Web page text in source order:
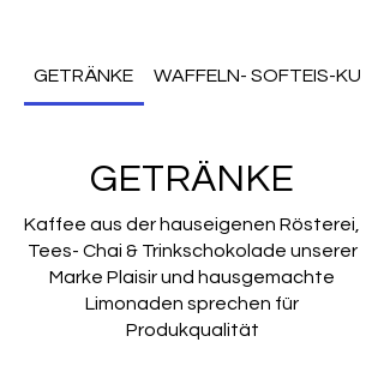
GETRÄNKE WAFFELN- SOFTEIS-
GETRÄNKE
Kaffee aus der hauseigenen Rösterei,
Tees- Chai & Trinkschokolade unserer
Marke Plaisir und hausgemachte
Limonaden sprechen für
Produkqualität